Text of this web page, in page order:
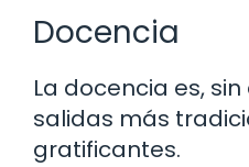
Docencia
La docencia es,
salidas más
gratificantes.